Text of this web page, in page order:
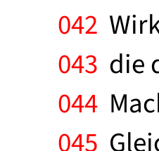
042
043 die
044